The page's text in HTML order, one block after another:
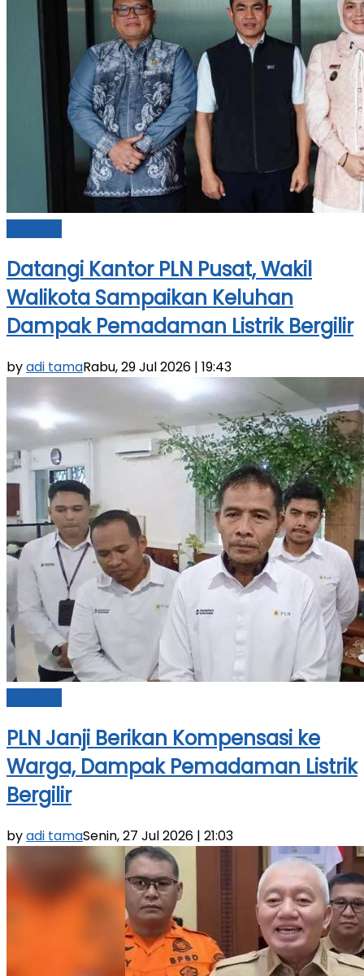
Datangi Kantor PLN Pusat, Wakil
Walikota Sampaikan Keluhan
Dampak Pemadaman Listrik Bergilir
byadi tamaRabu, 29 Jul 2026 | 19:43
PLN Janji Berikan Kompensasi ke
Warga, Dampak Pemadaman Listrik
Bergilir
byadi tamaSenin, 27 Jul 2026 | 21:03